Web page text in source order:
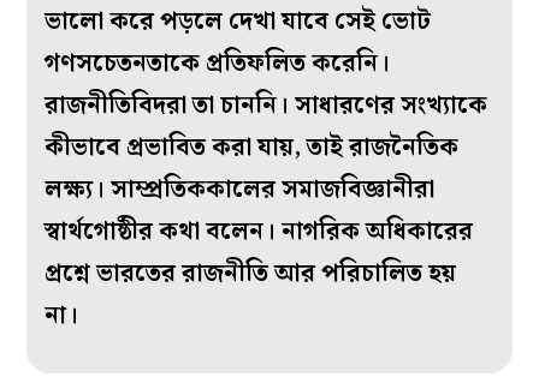
ভালো করে পড়লে দেখা যাবে সেই ভোট
গণসচেতনতাকে প্রতিফলিত করেনি।
রাজনীতিবিদরা তা চাননি। সাধারণের সংখ্যাকে
কীভাবে প্রভাবিত করা যায়, তাই রাজনৈতিক
লক্ষ্য। সাম্প্রতিককালের সমাজবিজ্ঞানীরা
স্বার্থগোষ্ঠীর কথা বলেন। নাগরিক অধিকারের
প্রশ্নে ভারতের রাজনীতি আর পরিচালিত হয়
না।